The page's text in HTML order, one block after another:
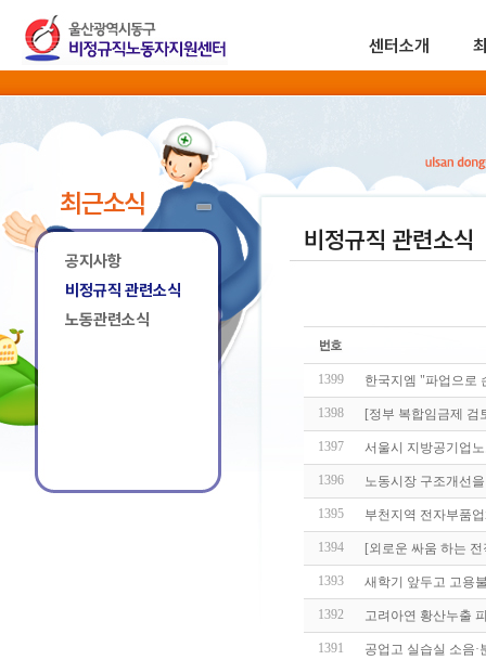
센터소개
최근소식
공지사항
비정규직 관련소식
노동관련소식
비정규직 관련소식
1399 한국지엠 "파업으로
1398 [정부 복합임금제
1397 서울시 지방공기업
1396 노동시장 구조개선
1395 부천지역 전자부품
1394 [외로운 싸움 하는
1393 새학기 앞두고 고용
1392 고려아연 황산누출
1391 공업고 실습실 소음